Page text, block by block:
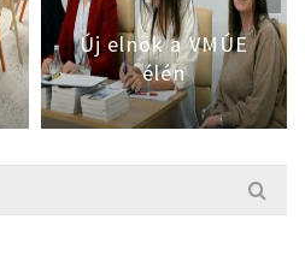
Új elnök a VMÚE
élén